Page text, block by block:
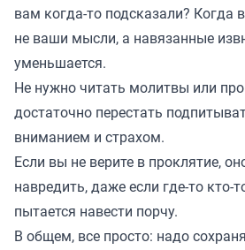
вам когда-то подсказали? Когда
не ваши мысли, а навязанные
уменьшается.
Не нужно читать молитвы или
достаточно перестать
вниманием и страхом.
Если вы не верите в проклятие,
навредить, даже если где-то кто-
пытается навести порчу.
В общем, все просто: надо